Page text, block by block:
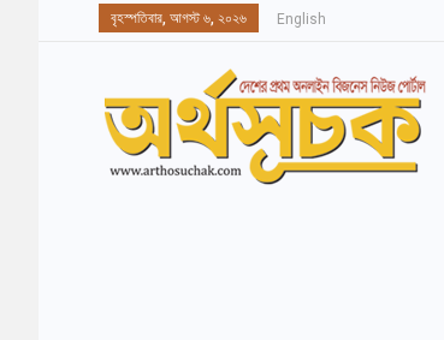
বৃহস্পতিবার, আগস্ট ৬, ২০২৬ English